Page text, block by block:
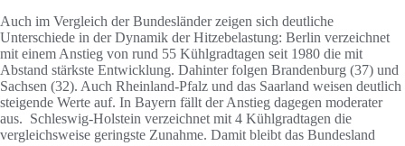
Auch im Vergleich der Bundesländer zeigen sich deutliche
Unterschiede in der Dynamik der Hitzebelastung: Berlin verzeichnet
mit einem Anstieg von rund 55 Kühlgradtagen seit 1980 die mit
Abstand stärkste Entwicklung. Dahinter folgen Brandenburg (37) und
Sachsen (32). Auch Rheinland-Pfalz und das Saarland weisen deutlich
steigende Werte auf. In Bayern fällt der Anstieg dagegen moderater
aus. Schleswig-Holstein verzeichnet mit 4 Kühlgradtagen die
vergleichsweise geringste Zunahme. Damit bleibt das Bundesland